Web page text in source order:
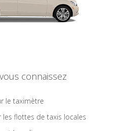
connaissez
le taximètre
les flottes de taxis locales